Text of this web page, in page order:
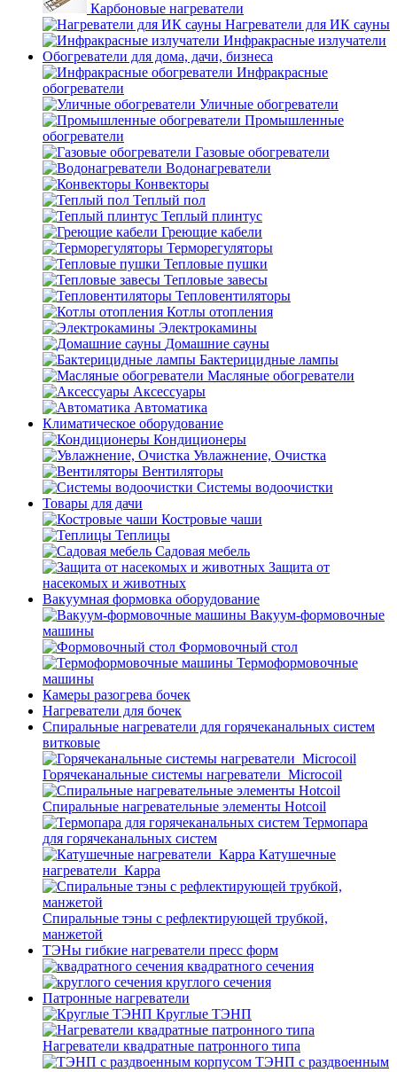
Карбоновые нагреватели
Нагреватели для ИК сауны
Инфракрасные излучатели
Обогреватели для дома, дачи, бизнеса
Инфракрасные
обогреватели
Уличные обогреватели
Промышленные
обогреватели
Газовые обогреватели
Водонагреватели
Конвекторы
Теплый пол
Теплый плинтус
Греющие кабели
Терморегуляторы
Тепловые пушки
Тепловые завесы
Тепловентиляторы
Котлы отопления
Электрокамины
Домашние сауны
Бактерицидные лампы
Масляные обогреватели
Аксессуары
Автоматика
Климатическое оборудование
Кондиционеры
Увлажнение, Очистка
Вентиляторы
Системы водоочистки
Товары для дачи
Костровые чаши
Теплицы
Садовая мебель
Защита от
насекомых и животных
Вакуумная формовка оборудование
Вакуум-формовочные
машины
Формовочный стол
Термоформовочные
машины
Камеры разогрева бочек
Нагреватели для бочек
Спиральные нагреватели для горячеканальных систем
витковые
Горячеканальные системы нагреватели_Microcoil
Спиральные нагревательные элементы Hotcoil
Термопара
для горячеканальных систем
Катушечные
нагреватели_Карра
Спиральные тэны с рефлектирующей трубкой,
манжетой
ТЭНы гибкие нагреватели пресс форм
квадратного сечения
круглого сечения
Патронные нагреватели
Круглые ТЭНП
Нагреватели квадратные патронного типа
ТЭНП с раздвоенным